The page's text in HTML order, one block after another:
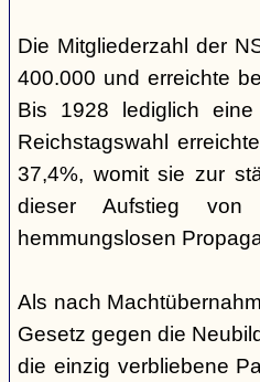
Die Mitgliederzahl der
400.000 und erreichte
Bis 1928 lediglich
Reichstagswahl
37,4%, womit sie zur
dieser Aufstieg von
hemmungslosen
Als nach
Gesetz gegen die
die einzig verbliebene